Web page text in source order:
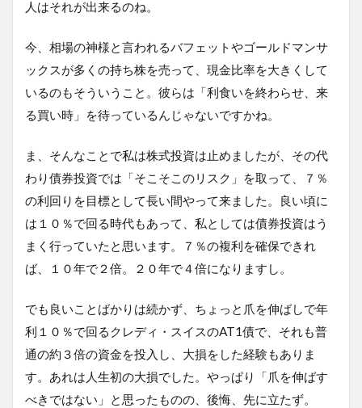
人はそれが出来るのね。
今、相場の神様と言われるバフェットやゴールドマンサ
ックスが多くの持ち株を売って、現金比率を大きくして
いるのもそういうこと。彼らは「利食いを終わらせ、来
る買い時」を待っているんじゃないですかね。
ま、そんなことで私は株式投資は止めましたが、その代
わり債券投資では「そこそこのリスク」を取って、７％
の利回りを目標として長い間やって来ました。良い頃に
は１０％で回る時代もあって、私としては債券投資はう
まく行っていたと思います。７％の複利を確保できれ
ば、１０年で２倍。２０年で４倍になりますし。
でも良いことばかりは続かず、ちょっと爪を伸ばしで年
利１０％で回るクレディ・スイスのAT1債で、それも普
通の約３倍の資金を投入し、大損をした経験もありま
す。あれは人生初の大損でした。やっぱり「爪を伸ばす
べきではない」と思ったものの、後悔、先に立たず。